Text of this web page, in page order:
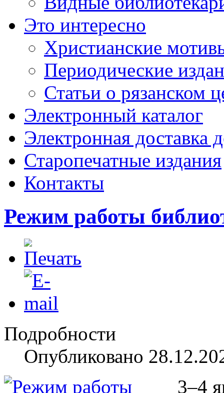
Это интересно
Христианские
Периодические
Статьи о рязанском
Электронный каталог
Электронная доставка
Старопечатные издания
Контакты
Режим работы
Подробности
Опубликовано
3–4